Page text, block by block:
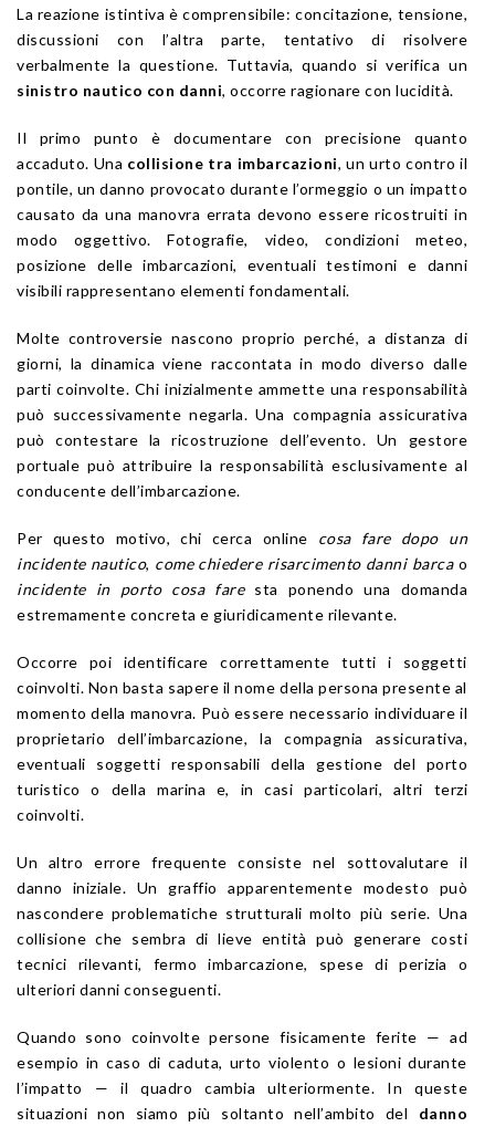
La reazione istintiva è comprensibile: concitazione, tensione,
discussioni con l’altra parte, tentativo di risolvere
verbalmente la questione. Tuttavia, quando si verifica un
sinistro nautico con danni, occorre ragionare con lucidità.
Il primo punto è documentare con precisione quanto
accaduto. Una collisione tra imbarcazioni, un urto contro il
pontile, un danno provocato durante l’ormeggio o un impatto
causato da una manovra errata devono essere ricostruiti in
modo oggettivo. Fotografie, video, condizioni meteo,
posizione delle imbarcazioni, eventuali testimoni e danni
visibili rappresentano elementi fondamentali.
Molte controversie nascono proprio perché, a distanza di
giorni, la dinamica viene raccontata in modo diverso dalle
parti coinvolte. Chi inizialmente ammette una responsabilità
può successivamente negarla. Una compagnia assicurativa
può contestare la ricostruzione dell’evento. Un gestore
portuale può attribuire la responsabilità esclusivamente al
conducente dell’imbarcazione.
Per questo motivo, chi cerca online cosa fare dopo un
incidente nautico, come chiedere risarcimento danni barcao
incidente in porto cosa faresta ponendo una domanda
estremamente concreta e giuridicamente rilevante.
Occorre poi identificare correttamente tutti i soggetti
coinvolti. Non basta sapere il nome della persona presente al
momento della manovra. Può essere necessario individuare il
proprietario dell’imbarcazione, la compagnia assicurativa,
eventuali soggetti responsabili della gestione del porto
turistico o della marina e, in casi particolari, altri terzi
coinvolti.
Un altro errore frequente consiste nel sottovalutare il
danno iniziale. Un graffio apparentemente modesto può
nascondere problematiche strutturali molto più serie. Una
collisione che sembra di lieve entità può generare costi
tecnici rilevanti, fermo imbarcazione, spese di perizia o
ulteriori danni conseguenti.
Quando sono coinvolte persone fisicamente ferite — ad
esempio in caso di caduta, urto violento o lesioni durante
l’impatto — il quadro cambia ulteriormente. In queste
situazioni non siamo più soltanto nell’ambito del danno